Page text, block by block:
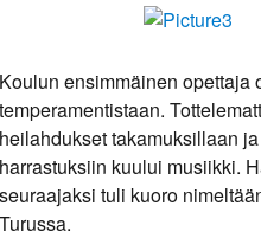
Koulun ensimmäinen opettaja
temperamentistaan.
heilahdukset takamuksillaan
harrastuksiin kuului musiikki.
seuraajaksi tuli kuoro
Turussa.